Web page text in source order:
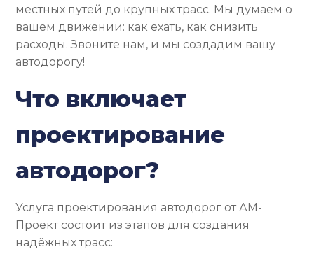
местных путей до крупных трасс. Мы думаем о
вашем движении: как ехать, как снизить
расходы. Звоните нам, и мы создадим вашу
автодорогу!
Что включает
проектирование
автодорог?
Услуга проектирования автодорог от АМ-
Проект состоит из этапов для создания
надёжных трасс: